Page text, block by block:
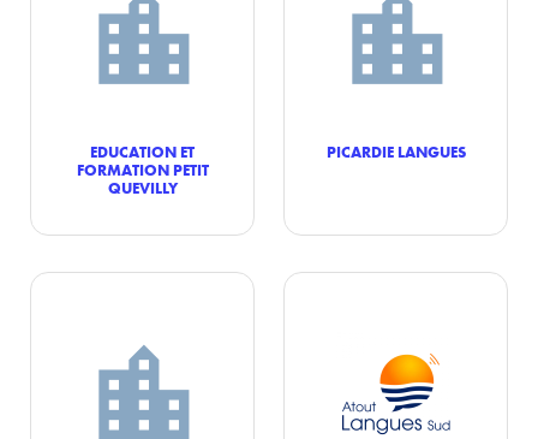
EDUCATION ET
FORMATION PETIT
QUEVILLY
PICARDIE LANGUES